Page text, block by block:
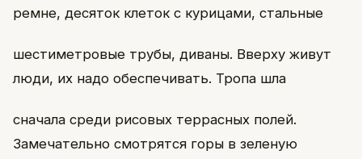
ремне, десяток клеток с курицами, стальные
шестиметровые трубы, диваны. Вверху живут
люди, их надо обеспечивать. Тропа шла
сначала среди рисовых террасных полей.
Замечательно смотрятся горы в зеленую